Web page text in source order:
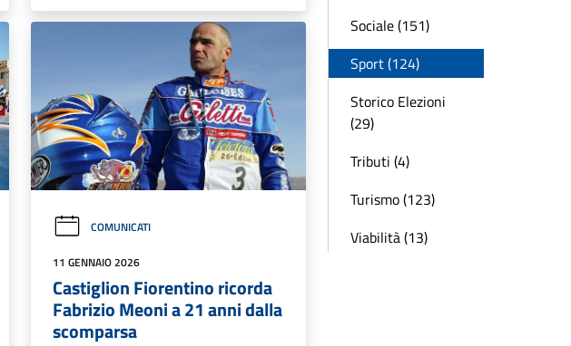
COMUNICATI
11 GENNAIO 2026
Castiglion Fiorentino ricorda
Fabrizio Meoni a 21 anni dalla
scomparsa
Sociale (151)
Sport (124)
Storico Elezioni
(29)
Tributi (4)
Turismo (123)
Viabilità (13)